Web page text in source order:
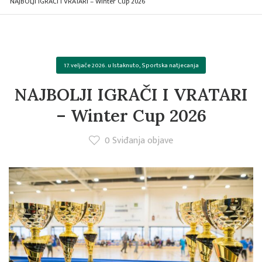
17. veljače 2026.u Istaknuto,Sportska natjecanja
NAJBOLJI IGRAČI I VRATARI
– Winter Cup 2026
0 Sviđanja objave